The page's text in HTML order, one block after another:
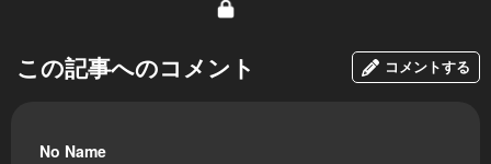
この記事へのコメント コメントする
No Name